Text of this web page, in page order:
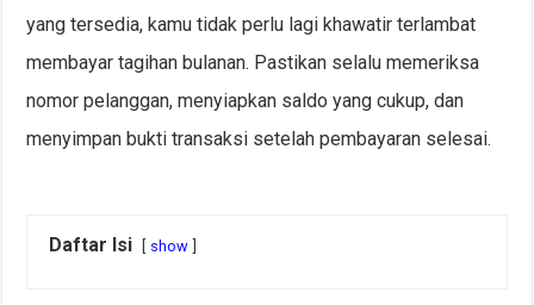
yang tersedia, kamu tidak perlu lagi khawatir terlambat
membayar tagihan bulanan. Pastikan selalu memeriksa
nomor pelanggan, menyiapkan saldo yang cukup, dan
menyimpan bukti transaksi setelah pembayaran selesai.
Daftar Isi show